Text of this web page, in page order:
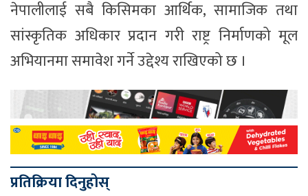
नेपालीलाई सबै किसिमका आर्थिक, सामाजिक तथा
सांस्कृतिक अधिकार प्रदान गरी राष्ट्र निर्माणको मूल
अभियानमा समावेश गर्ने उद्देश्य राखिएको छ ।
प्रतिक्रिया दिनुहोस्